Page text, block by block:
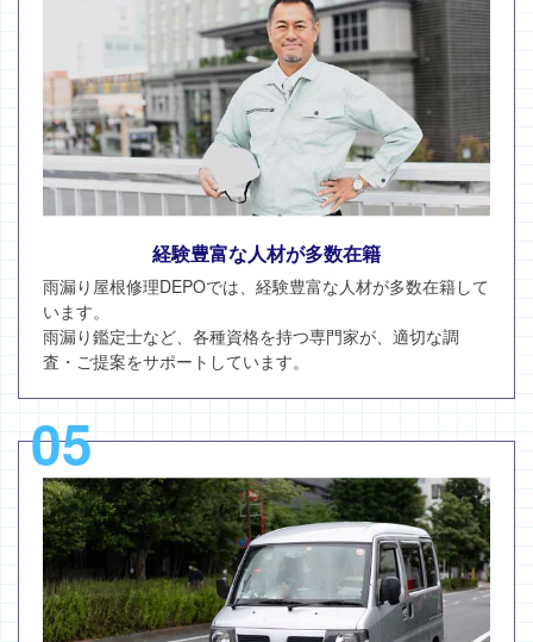
経験豊富な人材が多数在籍
雨漏り屋根修理DEPOでは、経験豊富な人材が多数在籍して
います。
雨漏り鑑定士など、各種資格を持つ専門家が、適切な調
査・ご提案をサポートしています。
05